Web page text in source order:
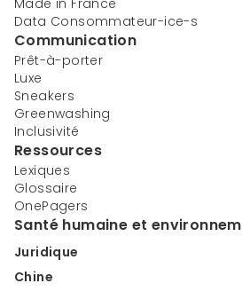
Made in France
Data Consommateur-ice-s
Communication
Prêt-à-porter
Luxe
Sneakers
Greenwashing
Inclusivité
Ressources
Lexiques
Glossaire
OnePagers
Santé humaine et
Juridique
Chine